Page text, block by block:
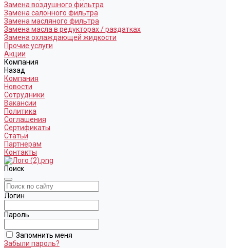
Замена воздушного фильтра
Замена салонного фильтра
Замена масляного фильтра
Замена масла в редукторах / раздатках
Замена охлаждающей жидкости
Прочие услуги
Акции
Компания
Назад
Компания
Новости
Сотрудники
Вакансии
Политика
Соглашения
Сертификаты
Статьи
Партнерам
Контакты
Поиск
Логин
Пароль
Запомнить меня
Забыли пароль?